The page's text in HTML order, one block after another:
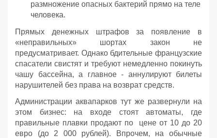
размножение опасных бактерий прямо на теле
человека.
Прямых денежных штрафов за появление в
«неправильных» шортах закон не
предусматривает. Однако бдительные французские
спасатели свистят и требуют немедленно покинуть
чашу бассейна, а главное - аннулируют билеты
нарушителей без права на возврат средств.
Администрации аквапарков тут же развернули на
этом бизнес: на входе стоят автоматы, где
правильные плавки продают по цене от 10 до 20
евро (до 2 000 рублей). Впрочем, на обычные